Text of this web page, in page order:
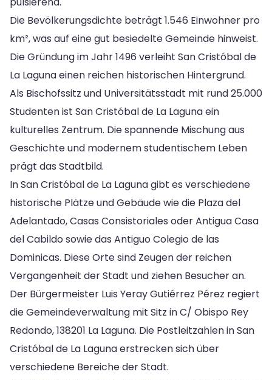
Die Bevölkerungsdichte beträgt 1.546 Einwohner pro
km², was auf eine gut besiedelte Gemeinde hinweist.
Die Gründung im Jahr 1496 verleiht San Cristóbal de
La Laguna einen reichen historischen Hintergrund.
Als Bischofssitz und Universitätsstadt mit rund 25.000
Studenten ist San Cristóbal de La Laguna ein
kulturelles Zentrum. Die spannende Mischung aus
Geschichte und modernem studentischem Leben
prägt das Stadtbild.
In San Cristóbal de La Laguna gibt es verschiedene
historische Plätze und Gebäude wie die Plaza del
Adelantado, Casas Consistoriales oder Antigua Casa
del Cabildo sowie das Antiguo Colegio de las
Dominicas. Diese Orte sind Zeugen der reichen
Vergangenheit der Stadt und ziehen Besucher an.
Der Bürgermeister Luis Yeray Gutiérrez Pérez regiert
die Gemeindeverwaltung mit Sitz in C/ Obispo Rey
Redondo, 138201 La Laguna. Die Postleitzahlen in San
Cristóbal de La Laguna erstrecken sich über
verschiedene Bereiche der Stadt.